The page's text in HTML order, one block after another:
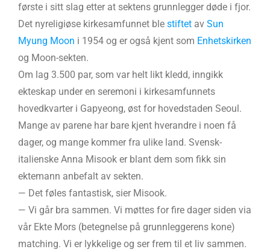
første i sitt slag etter at sektens grunnlegger døde i fjor.
Det nyreligiøse kirkesamfunnet ble stiftet av Sun
Myung Moon i 1954 og er også kjent som Enhetskirken
og Moon-sekten.
Om lag 3.500 par, som var helt likt kledd, inngikk
ekteskap under en seremoni i kirkesamfunnets
hovedkvarter i Gapyeong, øst for hovedstaden Seoul.
Mange av parene har bare kjent hverandre i noen få
dager, og mange kommer fra ulike land. Svensk-
italienske Anna Misook er blant dem som fikk sin
ektemann anbefalt av sekten.
— Det føles fantastisk, sier Misook.
— Vi går bra sammen. Vi møttes for fire dager siden via
vår Ekte Mors (betegnelse på grunnleggerens kone)
matching. Vi er lykkelige og ser frem til et liv sammen.